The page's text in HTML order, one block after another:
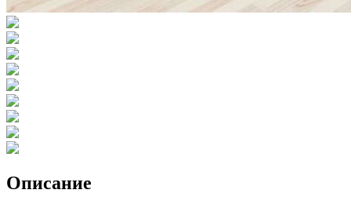
Описание